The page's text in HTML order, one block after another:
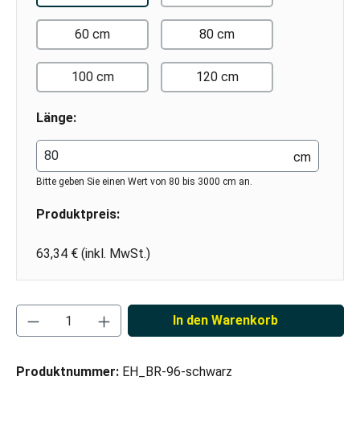
60 cm 80 cm
100 cm 120 cm
Länge:
cm
Bitte geben Sie einen Wert von 80 bis 3000 cm an.
Produktpreis:
63,34 € (inkl. MwSt.)
Produkt Anzahl: Gib den gewünschten
In den Warenkorb
Produktnummer: EH_BR-96-schwarz